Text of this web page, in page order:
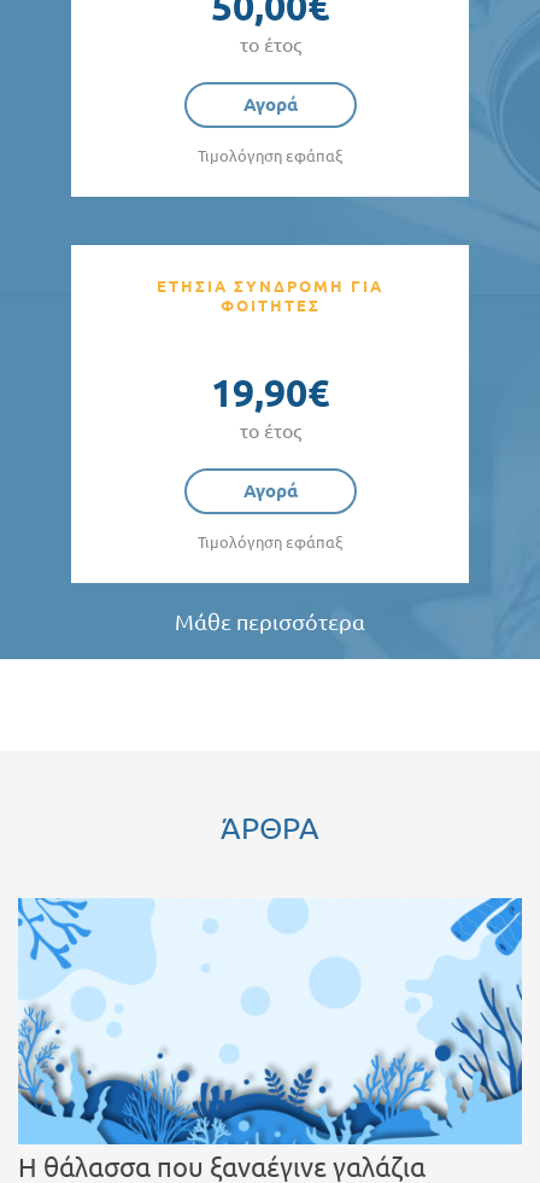
το έτος
Αγορά
Τιμολόγηση εφάπαξ
ΕΤΗΣΙΑ ΣΥΝΔΡΟΜΗ ΓΙΑ
ΦΟΙΤΗΤΕΣ
19,90€
το έτος
Αγορά
Τιμολόγηση εφάπαξ
Μάθε περισσότερα
ΆΡΘΡΑ
Η θάλασσα που ξαναέγινε γαλάζια